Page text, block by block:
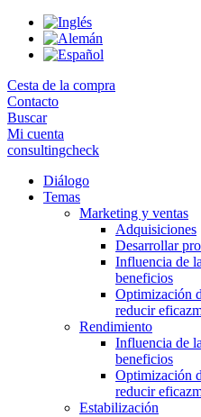
Skip
Cesta de la compra
Contacto
Buscar
Mi cuenta
consultingcheck
Diálogo
Temas
Marketing y ventas
Adquisiciones
Desarrollar
Influencia de
beneficios
Optimización
reducir
Rendimiento
Influencia de
beneficios
Optimización
reducir
Estabilización